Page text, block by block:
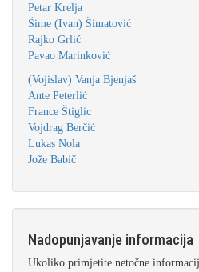
Petar Krelja
Šime (Ivan) Šimatović
Rajko Grlić
Pavao Marinković
(Vojislav) Vanja Bjenjaš
Ante Peterlić
France Štiglic
Vojdrag Berčić
Lukas Nola
Jože Babič
Nadopunjavanje informacija
Ukoliko primjetite netočne